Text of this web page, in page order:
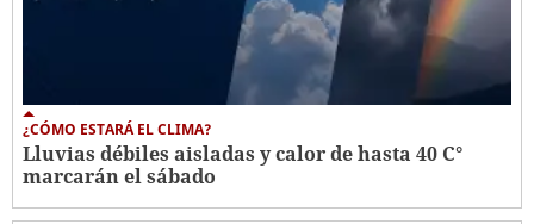
¿CÓMO ESTARÁ EL CLIMA?
Lluvias débiles aisladas y calor de hasta 40 C°
marcarán el sábado